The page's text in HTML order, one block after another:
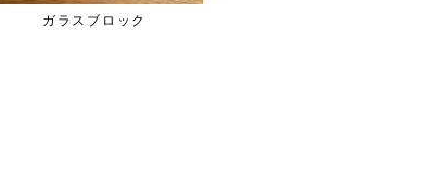
ガラスブロック